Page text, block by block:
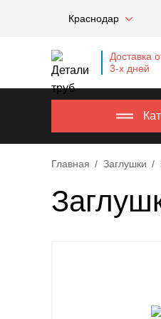
Краснодар
Доставка
3-х дней
Главная Заглушки
Московская